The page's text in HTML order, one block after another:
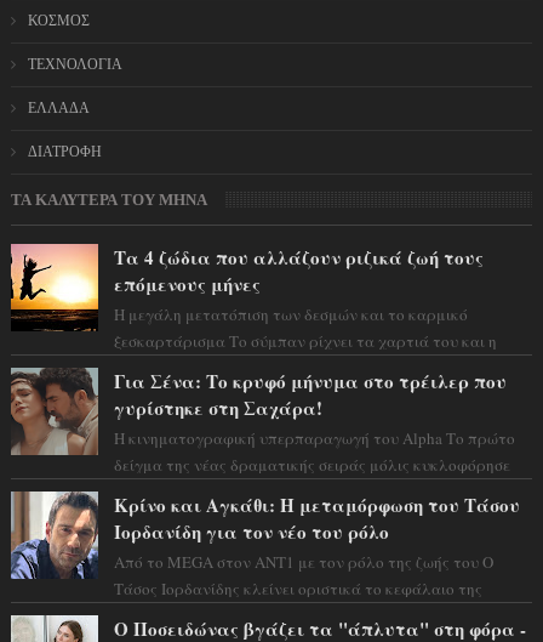
ΚΟΣΜΟΣ
ΤΕΧΝΟΛΟΓΙΑ
ΕΛΛΑΔΑ
ΔΙΑΤΡΟΦΗ
ΤΑ ΚΑΛΥΤΕΡΑ ΤΟΥ ΜΗΝΑ
Τα 4 ζώδια που αλλάζουν ριζικά ζωή τους
επόμενους μήνες
Η μεγάλη μετατόπιση των δεσμών και το καρμικό
ξεσκαρτάρισμα Το σύμπαν ρίχνει τα χαρτιά του και η
Για Σένα: Το κρυφό μήνυμα στο τρέιλερ που
γυρίστηκε στη Σαχάρα!
Η κινηματογραφική υπερπαραγωγή του Alpha Το πρώτο
δείγμα της νέας δραματικής σειράς μόλις κυκλοφόρησε
Κρίνο και Αγκάθι: Η μεταμόρφωση του Τάσου
Ιορδανίδη για τον νέο του ρόλο
Από το MEGA στον ΑΝΤ1 με τον ρόλο της ζωής του Ο
Τάσος Ιορδανίδης κλείνει οριστικά το κεφάλαιο της
Ο Ποσειδώνας βγάζει τα "άπλυτα" στη φόρα -